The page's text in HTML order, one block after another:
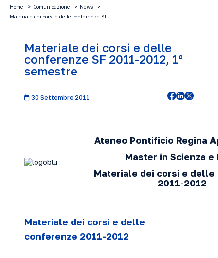
Home Comunicazione
News
Materiale dei corsi e delle conferenze SF …
Materiale dei corsi e delle
conferenze SF 2011-2012, 1º
semestre
30 Settembre 2011
Ateneo Pontificio Regina
Master in Scienza e
Materiale dei corsi e delle
2011-2012
Materiale dei corsi e delle
conferenze 2011-2012